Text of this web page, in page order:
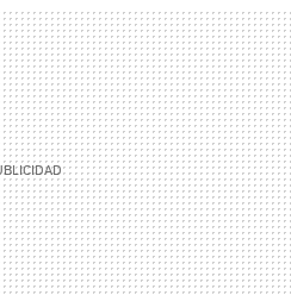
MAIL